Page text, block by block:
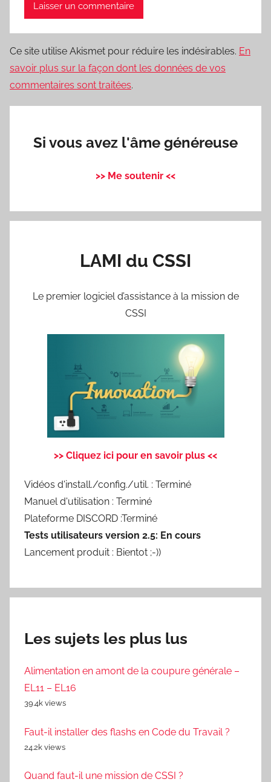
Ce site utilise Akismet pour réduire les indésirables. En
savoir plus sur la façon dont les données de vos
commentaires sont traitées.
Si vous avez l'âme généreuse
>> Me soutenir <<
LAMI du CSSI
Le premier logiciel d’assistance à la mission de
CSSI
>> Cliquez ici pour en savoir plus <<
Vidéos d'install./config./util. : Terminé
Manuel d'utilisation : Terminé
Plateforme DISCORD :Terminé
Tests utilisateurs version 2.5: En cours
Lancement produit : Bientot ;-))
Les sujets les plus lus
Alimentation en amont de la coupure générale –
EL11 – EL16
39.4k views
Faut-il installer des flashs en Code du Travail ?
24.2k views
Quand faut-il une mission de CSSI ?